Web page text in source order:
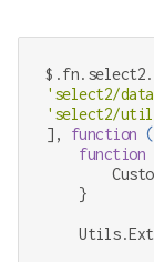
'select2/
'select2/
], function (
function
    }